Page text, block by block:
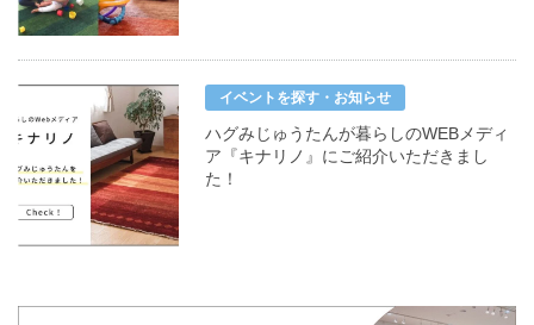
イベントを探す・お知らせ
ハグみじゅうたんが暮らしのWEBメディ
ア『キナリノ』にご紹介いただきまし
た！